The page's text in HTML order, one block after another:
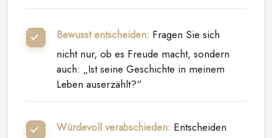
Bewusst entscheiden: Fragen Sie sich
nicht nur, ob es Freude macht, sondern
auch: „Ist seine Geschichte in meinem
Leben auserzählt?“
Würdevoll verabschieden: Entscheiden